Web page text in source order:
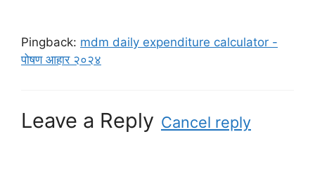
Pingback: mdm daily expenditure calculator -
पोषण आहार २०२४
Leave a Reply Cancel reply